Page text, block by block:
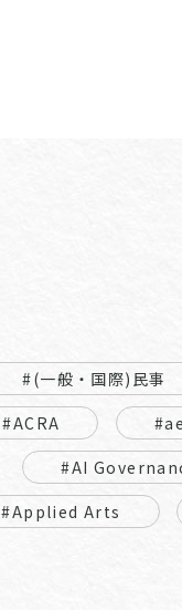
#(一般・国際)民事
#ACRA
#AI
#Applied Arts